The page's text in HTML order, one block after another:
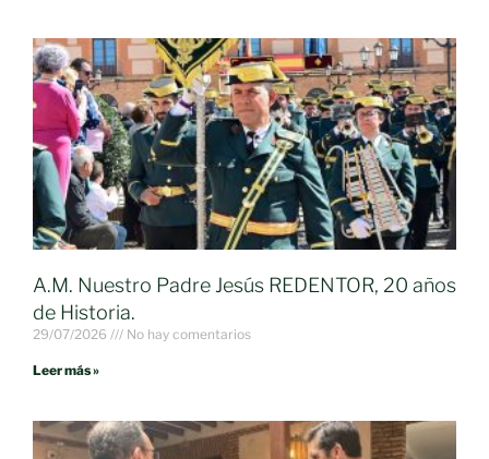
A.M. Nuestro Padre Jesús REDENTOR, 20 años
de Historia.
29/07/2026 No hay comentarios
Leer más »